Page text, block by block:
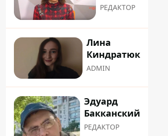
РЕДАКТОР
Лина
Киндратюк
ADMIN
Эдуард
Бакканский
РЕДАКТОР